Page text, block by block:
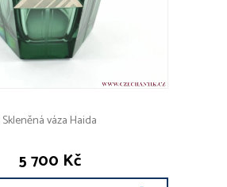
Skleněná váza Haida
5 700 Kč